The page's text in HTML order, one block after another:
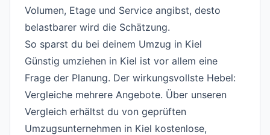
Volumen, Etage und Service angibst, desto
belastbarer wird die Schätzung.
So sparst du bei deinem Umzug in Kiel
Günstig umziehen in Kiel ist vor allem eine
Frage der Planung. Der wirkungsvollste Hebel:
Vergleiche mehrere Angebote. Über unseren
Vergleich erhältst du von geprüften
Umzugsunternehmen in Kiel kostenlose,